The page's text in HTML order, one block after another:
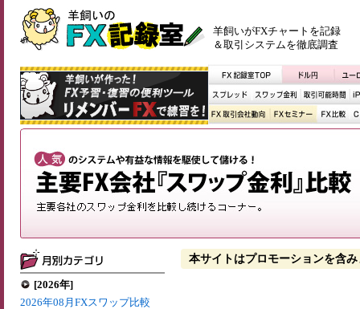
羊飼いがFXチャートを記録
＆取引システムを徹底調査
[2026年]
2026年08月FXスワップ比較
本サイトはプロモーションを含み